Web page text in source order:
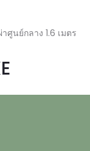
ศูนย์กลาง 1.6 เมตร